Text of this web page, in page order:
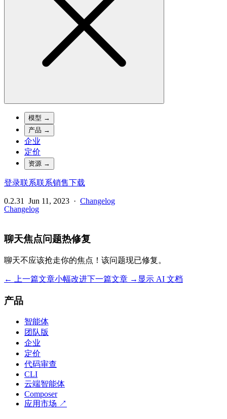
模型 →
产品 →
企业
定价
资源 →
登录联系联系销售下载
0.2.31 Jun 11, 2023 · Changelog
Changelog
聊天焦点问题热修复
聊天不应该抢走你的焦点！该问题现已修复。
← 上一篇文章小幅改进下一篇文章 → 显示 AI 文档
产品
智能体
团队版
企业
定价
代码审查
CLI
云端智能体
Composer
应用市场 ↗